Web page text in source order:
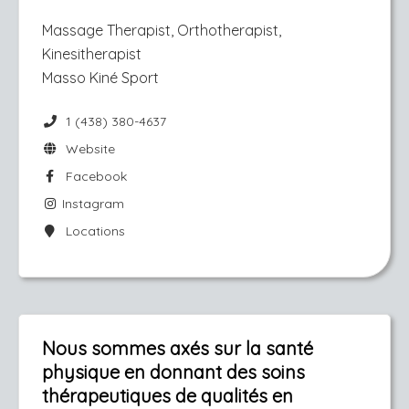
Massage Therapist, Orthotherapist,
Kinesitherapist
Masso Kiné Sport
1 (438) 380-4637
Website
Facebook
Instagram
Locations
Nous sommes axés sur la santé
physique en donnant des soins
thérapeutiques de qualités en